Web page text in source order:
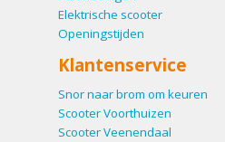
Elektrische scooter
Openingstijden
Klantenservice
Snor naar brom om keuren
Scooter Voorthuizen
Scooter Veenendaal